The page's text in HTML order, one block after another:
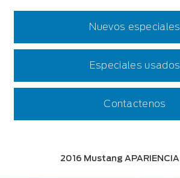
Nuevos especiales
Especiales usados
Contactenos
2016 Mustang APARIENCIA